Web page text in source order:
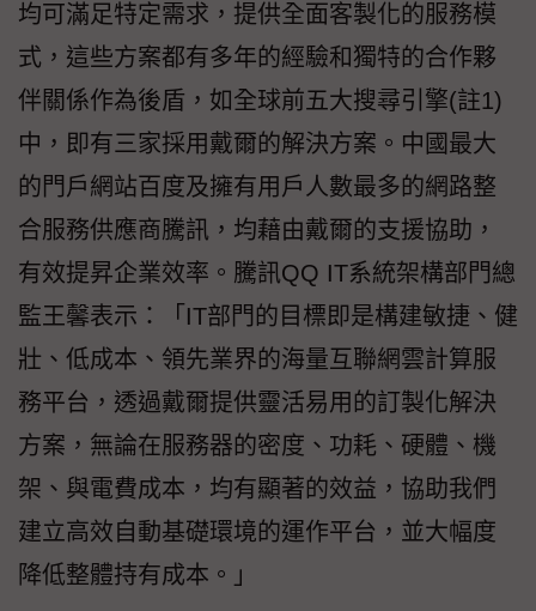
均可滿足特定需求，提供全面客製化的服務模
式，這些方案都有多年的經驗和獨特的合作夥
伴關係作為後盾，如全球前五大搜尋引擎(註1)
中，即有三家採用戴爾的解決方案。中國最大
的門戶網站百度及擁有用戶人數最多的網路整
合服務供應商騰訊，均藉由戴爾的支援協助，
有效提昇企業效率。騰訊QQ IT系統架構部門總
監王馨表示：「IT部門的目標即是構建敏捷、健
壯、低成本、領先業界的海量互聯網雲計算服
務平台，透過戴爾提供靈活易用的訂製化解決
方案，無論在服務器的密度、功耗、硬體、機
架、與電費成本，均有顯著的效益，協助我們
建立高效自動基礎環境的運作平台，並大幅度
降低整體持有成本。」